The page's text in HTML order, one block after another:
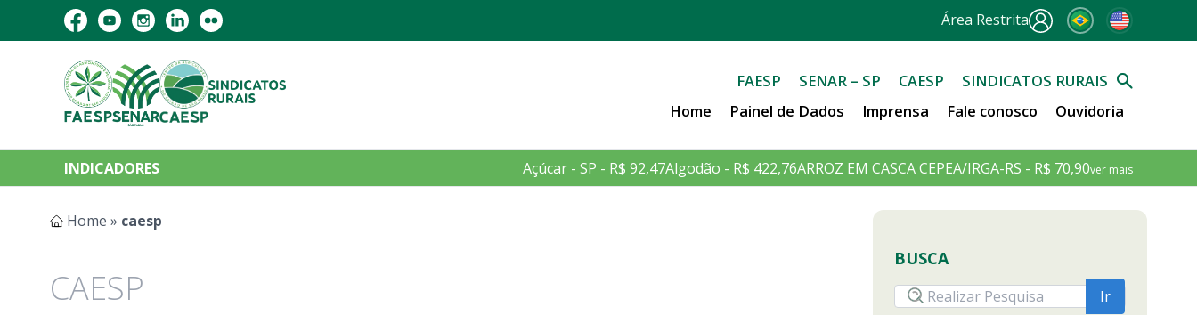
Área Restrita
FAESP SENAR – SP CAESP
SINDICATOS RURAIS
Home
Painel de Dados Imprensa Fale conosco Ouvidoria
INDICADORES Açúcar - SP - R$ 92,47Algodão - R$ 422,76ARROZ EM CASCA CEPEA/IRGA-RS - R$ 70,90ver mais
Home » caesp
CAESP
BUSCA